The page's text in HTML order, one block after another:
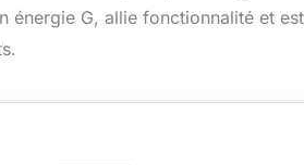
énergie G, allie fonctionnalité et